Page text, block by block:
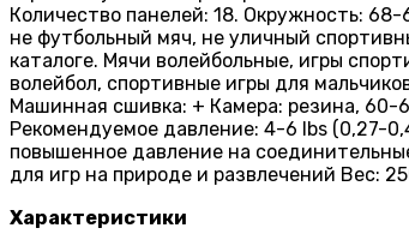
Количество панелей: 18. Окружность:
не футбольный мяч, не уличный
каталоге. Мячи волейбольные, игры
волейбол, спортивные игры для
Машинная сшивка: + Камера: резина, 60-
Рекомендуемое давление: 4-6 lbs (0,27-
повышенное давление на
для игр на природе и развлечений Вес:
Характеристики